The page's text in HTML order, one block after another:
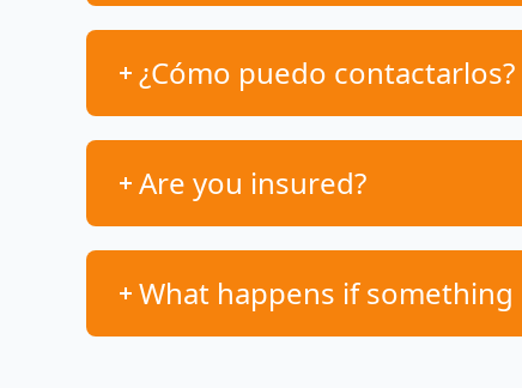
¿Cómo puedo contactarlos?
Are you insured?
What happens if